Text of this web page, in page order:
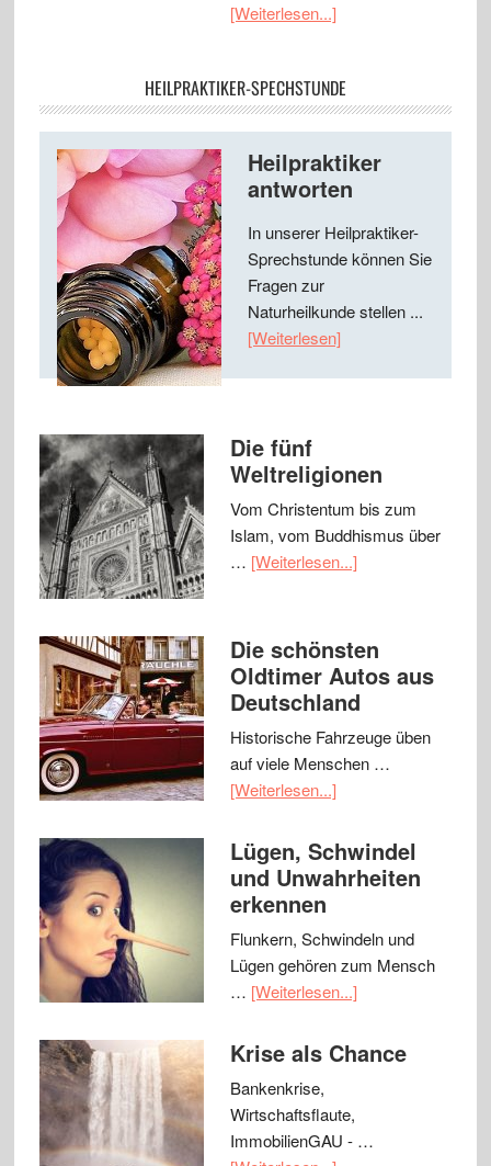
[Weiterlesen...]
HEILPRAKTIKER-SPECHSTUNDE
Heilpraktiker
antworten
In unserer Heilpraktiker-
Sprechstunde können Sie
Fragen zur
Naturheilkunde stellen ...
[Weiterlesen]
Die fünf
Weltreligionen
Vom Christentum bis zum
Islam, vom Buddhismus über
… [Weiterlesen...]
Die schönsten
Oldtimer Autos aus
Deutschland
Historische Fahrzeuge üben
auf viele Menschen …
[Weiterlesen...]
Lügen, Schwindel
und Unwahrheiten
erkennen
Flunkern, Schwindeln und
Lügen gehören zum Mensch
… [Weiterlesen...]
Krise als Chance
Bankenkrise,
Wirtschaftsflaute,
ImmobilienGAU - …